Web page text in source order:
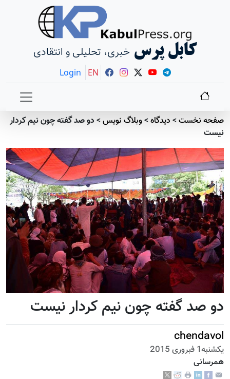
کابل پرس خبری، تحلیلی و انتقادی
Login EN
صفحه نخست> دیدگاه>وبلاگ نویس> دو صد گفته چون نیم کردار
نیست
دو صد گفته چون نیم کردار نیست
chendavol
يكشنبه1 فبروری 2015
همرسانی